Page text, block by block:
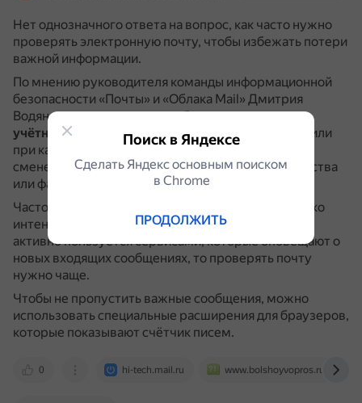
Нет однозначного ответа на вопрос, как часто нужно
проверять электронную почту, чтобы избежать потери
важной информации.
По мнению руководителя команды информационной
безопасности «Почты» и «Облака Mail» Дмитрия
Водяного,рекомендуется обновлять данные в
учётных записях не реже одного раза в полгода
или
при каждом значимом изменении, например, при
смене паспорта, номера телефона, места жительства
или фамилии.
Частота проверки почты зависит от того, насколько
интенсивно она используется.Если пользователь
активно пользуется сервисами, которые оповещают о
новых входящих сообщениях, то проверять почту
нужно чаще.
Чтобы не пропустить важные сообщения, можно
использовать специальные расширения для браузеров,
которые показывают счётчик писем.
0 hi-tech.mail.ru www.bolshoyvopros.ru
Поиск в Яндексе
Сделать Яндекс основным поиском
в Сhrome
ПРОДОЛЖИТЬ